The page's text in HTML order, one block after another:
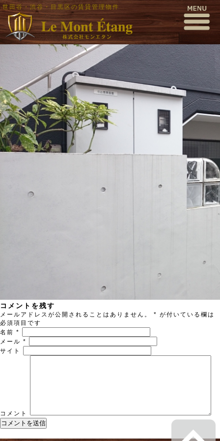
世田谷・渋谷・目黒区の賃貸管理物件
DSC_0893
公開日時: 2018年2月15日1000 × 563(DSC_0893)
← 前へ 次へ →
コメントを残す
メールアドレスが公開されることはありません。 * が付いている欄は
必須項目です
名前 *
メール *
サイト
コメント